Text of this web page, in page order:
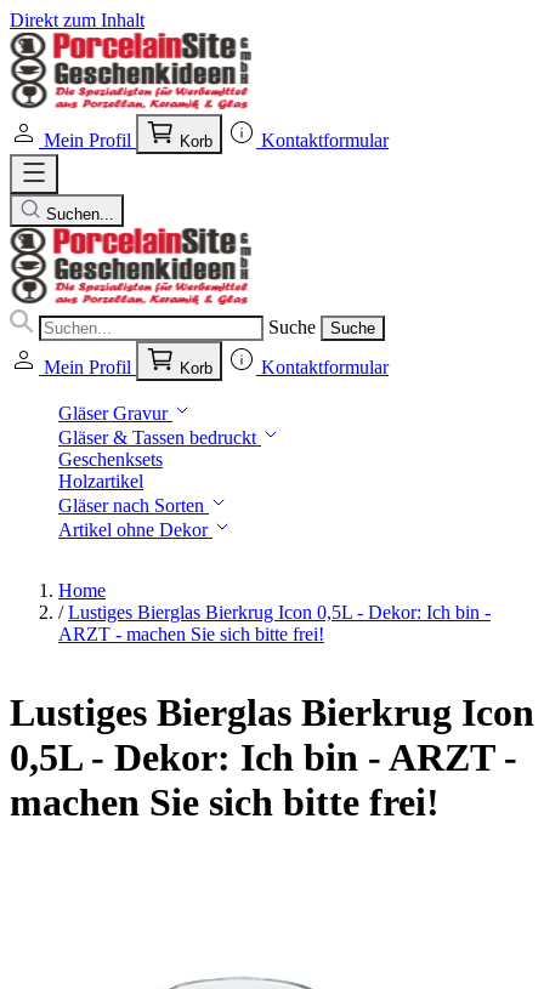
Direkt zum Inhalt
Mein Profil Korb Kontaktformular
Suchen...
Suche Suche
Mein Profil Korb Kontaktformular
Gläser Gravur
Gläser & Tassen bedruckt
Geschenksets
Holzartikel
Gläser nach Sorten
Artikel ohne Dekor
Home
/ Lustiges Bierglas Bierkrug Icon 0,5L - Dekor: Ich bin -
ARZT - machen Sie sich bitte frei!
Lustiges Bierglas Bierkrug Icon
0,5L - Dekor: Ich bin - ARZT -
machen Sie sich bitte frei!